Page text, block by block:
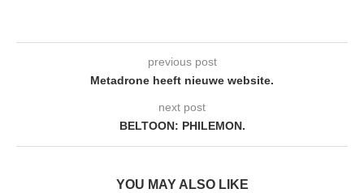
previous post
Metadrone heeft nieuwe website.
next post
BELTOON: PHILEMON.
YOU MAY ALSO LIKE